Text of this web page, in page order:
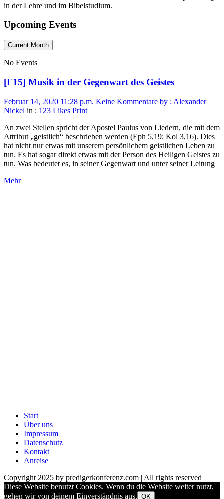
in der Lehre und im Bibelstudium.
Upcoming Events
Current Month
No Events
[F15] Musik in der Gegenwart des Geistes
Februar 14, 2020 11:28 p.m. Keine Kommentare by : Alexander
Nickel in : 123 Likes Print
An zwei Stellen spricht der Apostel Paulus von Liedern, die mit dem
Attribut „geistlich“ beschrieben werden (Eph 5,19; Kol 3,16). Dies
hat nicht nur etwas mit unserem persönlichem geistlichen Leben zu
tun. Es hat sogar direkt etwas mit der Person des Heiligen Geistes zu
tun. Was bedeutet es, in seiner Gegenwart und unter seiner Leitung
Mehr
Start
Über uns
Impressum
Datenschutz
Kontakt
Anreise
Copyright 2025 by predigerkonferenz.com | All rights reserved
Diese Website benutzt Cookies. Wenn du die Website weiter nutzt,
gehen wir von deinem Einverständnis aus. OK